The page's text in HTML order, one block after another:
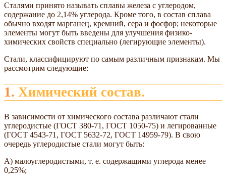
Сталями принято называть сплавы железа с углеродом,
содержание до 2,14% углерода. Кроме того, в состав сплава
обычно входят марганец, кремний, сера и фосфор; некоторые
элементы могут быть введены для улучшения физико-
химических свойств специально (легирующие элементы).
Стали, классифицируют по самым различным признакам. Мы
рассмотрим следующие:
1. Химический состав.
В зависимости от химического состава различают стали
углеродистые (ГОСТ 380-71, ГОСТ 1050-75) и легированные
(ГОСТ 4543-71, ГОСТ 5632-72, ГОСТ 14959-79). В свою
очередь углеродистые стали могут быть:
A) малоуглеродистыми, т. е. содержащими углерода менее
0,25%;